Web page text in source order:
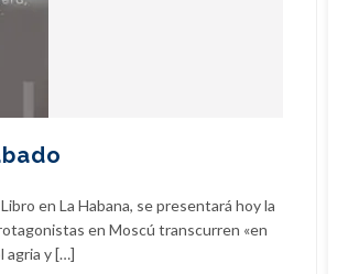
en La Habana, se presentará hoy la
en Moscú transcurren «en
agria y […]